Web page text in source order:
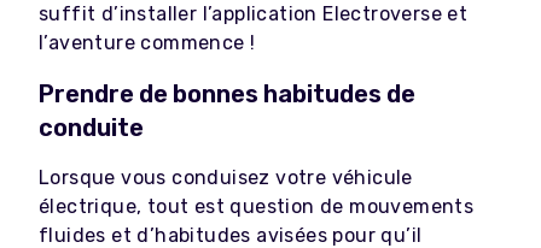
suffit d’installer l’application Electroverse et
l’aventure commence !
Prendre de bonnes habitudes de
conduite
Lorsque vous conduisez votre véhicule
électrique, tout est question de mouvements
fluides et d’habitudes avisées pour qu’il